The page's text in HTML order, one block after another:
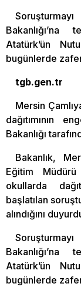
Atatürk’ün
bugünlerde
tgb.gen.tr
Mersin
dağıtımının
Bakanlığı
Bakanlık,
Eğitim Müdürü
okullarda
başlatılan
alındığını
Atatürk’ün
bugünlerde